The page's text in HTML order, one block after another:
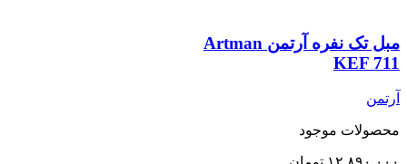
مبل تک نفره آرتمن Artman
KEF 711
آرتمن
محصولات موجود